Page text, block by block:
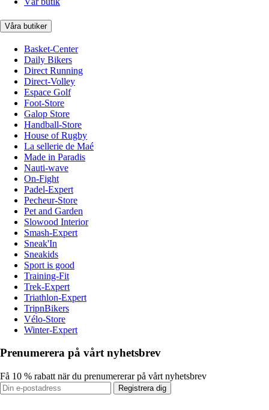
Våra butiker
Basket-Center
Daily Bikers
Direct Running
Direct-Volley
Espace Golf
Foot-Store
Galop Store
Handball-Store
House of Rugby
La sellerie de Maé
Made in Paradis
Nauti-wave
On-Fight
Padel-Expert
Pecheur-Store
Pet and Garden
Slowood Interior
Smash-Expert
Sneak'In
Sneakids
Sport is good
Training-Fit
Trek-Expert
Triathlon-Expert
TripnBikers
Vélo-Store
Winter-Expert
Prenumerera på vårt nyhetsbrev
Få 10 % rabatt när du prenumererar på vårt nyhetsbrev
Registrera dig